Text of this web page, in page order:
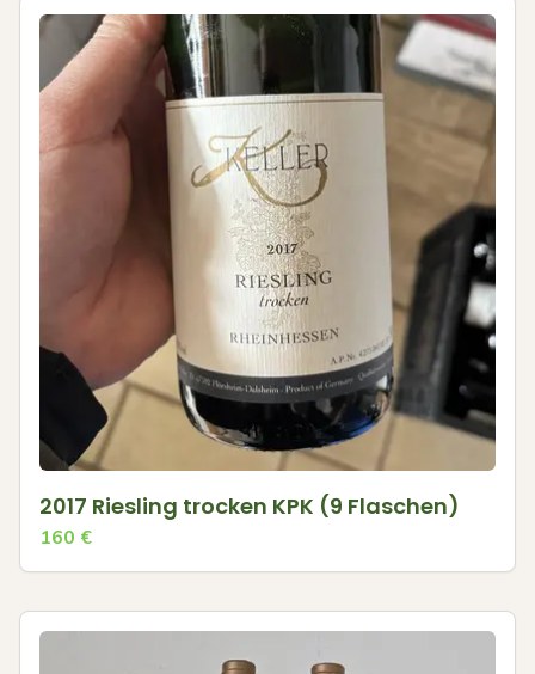
2017 Riesling trocken KPK (9 Flaschen)
160 €